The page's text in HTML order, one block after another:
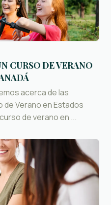
CURSO DE VERANO
acerca de las
de Verano en Estados
de verano en ...